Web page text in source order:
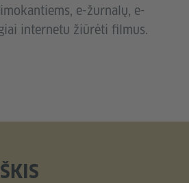
e-žurnalų, e-
internetu žiūrėti filmus.